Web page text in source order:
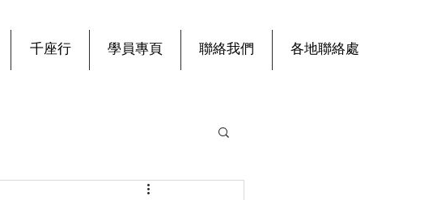
千座行 學員專頁 聯絡我們 各地聯絡處